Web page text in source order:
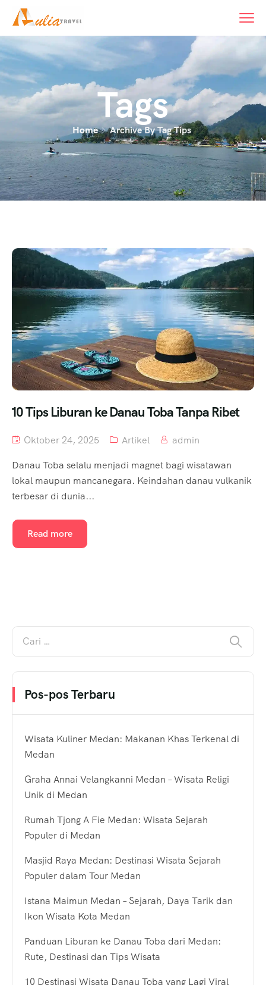
content
Tags
Home Archive By Tag Tips
10 Tips Liburan ke Danau Toba Tanpa Ribet
Oktober 24, 2025 Artikel
admin
Danau Toba selalu menjadi magnet bagi wisatawan
lokal maupun mancanegara. Keindahan danau vulkanik
terbesar di dunia...
Read more
Pos-pos Terbaru
Wisata Kuliner Medan: Makanan Khas Terkenal di
Medan
Graha Annai Velangkanni Medan – Wisata Religi
Unik di Medan
Rumah Tjong A Fie Medan: Wisata Sejarah
Populer di Medan
Masjid Raya Medan: Destinasi Wisata Sejarah
Populer dalam Tour Medan
Istana Maimun Medan – Sejarah, Daya Tarik dan
Ikon Wisata Kota Medan
Panduan Liburan ke Danau Toba dari Medan:
Rute, Destinasi dan Tips Wisata
10 Destinasi Wisata Danau Toba yang Lagi Viral